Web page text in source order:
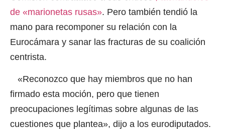
de «marionetas rusas». Pero también tendió la
mano para recomponer su relación con la
Eurocámara y sanar las fracturas de su coalición
centrista.
«Reconozco que hay miembros que no han
firmado esta moción, pero que tienen
preocupaciones legítimas sobre algunas de las
cuestiones que plantea», dijo a los eurodiputados.